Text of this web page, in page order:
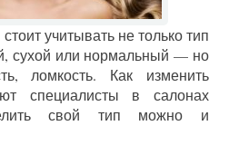
учитывать не только тип
сухой или нормальный — но
ломкость. Как изменить
специалисты в салонах
свой тип можно и